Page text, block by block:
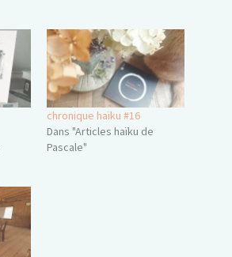
chronique haïku #16
Dans "Articles haïku de
Pascale"